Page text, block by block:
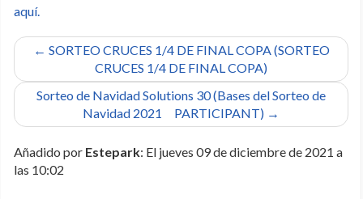
aquí.
← SORTEO CRUCES 1/4 DE FINAL COPA (SORTEO
CRUCES 1/4 DE FINAL COPA)
Sorteo de Navidad Solutions 30 (Bases del Sorteo de
Navidad 2021 PARTICIPANT) →
Añadido por Estepark: El jueves 09 de diciembre de 2021 a
las 10:02